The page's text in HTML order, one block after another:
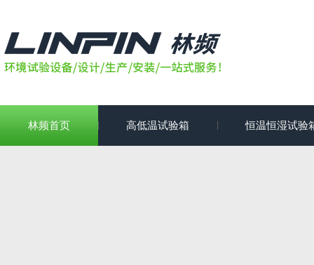
林频首页 高低温试验箱 恒温恒湿试验